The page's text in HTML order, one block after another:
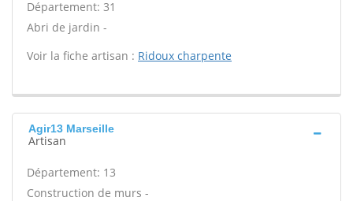
Département: 31
Abri de jardin -
Voir la fiche artisan : Ridoux charpente
Agir13 Marseille
Artisan
Département: 13
Construction de murs -